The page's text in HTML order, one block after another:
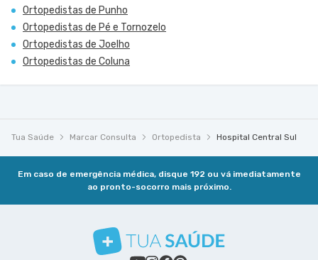
Ortopedistas de Punho
Ortopedistas de Pé e Tornozelo
Ortopedistas de Joelho
Ortopedistas de Coluna
Tua Saúde Marcar Consulta Ortopedista Hospital Central Sul
Em caso de emergência médica, disque 192 ou vá imediatamente
ao pronto-socorro mais próximo.